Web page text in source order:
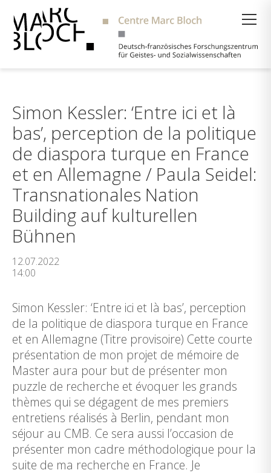
Simon Kessler: ‘Entre ici et là
bas’, perception de la politique
de diaspora turque en France
et en Allemagne / Paula Seidel:
Transnationales Nation
Building auf kulturellen
Bühnen
12.07.2022
14:00
Simon Kessler: ‘Entre ici et là bas’, perception
de la politique de diaspora turque en France
et en Allemagne (Titre provisoire) Cette courte
présentation de mon projet de mémoire de
Master aura pour but de présenter mon
puzzle de recherche et évoquer les grands
thèmes qui se dégagent de mes premiers
entretiens réalisés à Berlin, pendant mon
séjour au CMB. Ce sera aussi l’occasion de
présenter mon cadre méthodologique pour la
suite de ma recherche en France. Je